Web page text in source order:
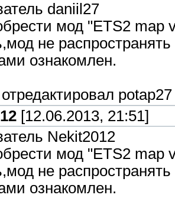
daniil27
мод "ETS2 map
не
ознакомлен.
potap27
[12.06.2013, 21:51]
Nekit2012
мод "ETS2 map
не
ознакомлен.